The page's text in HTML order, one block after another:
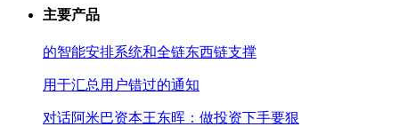
主要产品
的智能安排系统和全链东西链支撑
用于汇总用户错过的通知
对话阿米巴资本王东晖：做投资下手要狠